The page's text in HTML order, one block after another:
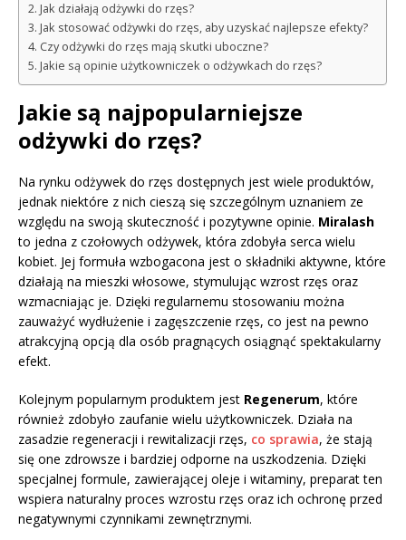
Jak działają odżywki do rzęs?
Jak stosować odżywki do rzęs, aby uzyskać najlepsze efekty?
Czy odżywki do rzęs mają skutki uboczne?
Jakie są opinie użytkowniczek o odżywkach do rzęs?
Jakie są najpopularniejsze
odżywki do rzęs?
Na rynku odżywek do rzęs dostępnych jest wiele produktów,
jednak niektóre z nich cieszą się szczególnym uznaniem ze
względu na swoją skuteczność i pozytywne opinie. Miralash
to jedna z czołowych odżywek, która zdobyła serca wielu
kobiet. Jej formuła wzbogacona jest o składniki aktywne, które
działają na mieszki włosowe, stymulując wzrost rzęs oraz
wzmacniając je. Dzięki regularnemu stosowaniu można
zauważyć wydłużenie i zagęszczenie rzęs, co jest na pewno
atrakcyjną opcją dla osób pragnących osiągnąć spektakularny
efekt.
Kolejnym popularnym produktem jest Regenerum, które
również zdobyło zaufanie wielu użytkowniczek. Działa na
zasadzie regeneracji i rewitalizacji rzęs, co sprawia, że stają
się one zdrowsze i bardziej odporne na uszkodzenia. Dzięki
specjalnej formule, zawierającej oleje i witaminy, preparat ten
wspiera naturalny proces wzrostu rzęs oraz ich ochronę przed
negatywnymi czynnikami zewnętrznymi.